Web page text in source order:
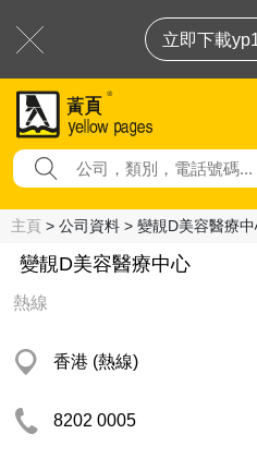
立即下載
主頁 > 公司資料 > 變靚D美容醫療
變靚D美容醫療中心
熱線
香港 (熱線)
8202 0005